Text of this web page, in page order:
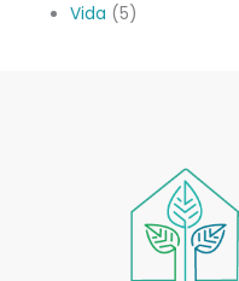
Vida (5)